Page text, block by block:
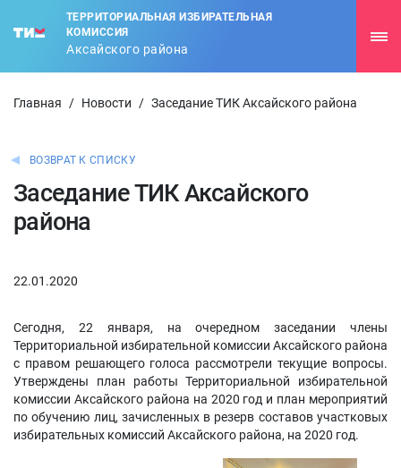
ТЕРРИТОРИАЛЬНАЯ ИЗБИРАТЕЛЬНАЯ
КОМИССИЯ
Аксайского района
Главная / Новости / Заседание ТИК Аксайского района
ВОЗВРАТ К СПИСКУ
Заседание ТИК Аксайского
района
22.01.2020
Сегодня, 22 января, на очередном заседании члены
Территориальной избирательной комиссии Аксайского района
с правом решающего голоса рассмотрели текущие вопросы.
Утверждены план работы Территориальной избирательной
комиссии Аксайского района на 2020 год и план мероприятий
по обучению лиц, зачисленных в резерв составов участковых
избирательных комиссий Аксайского района, на 2020 год.